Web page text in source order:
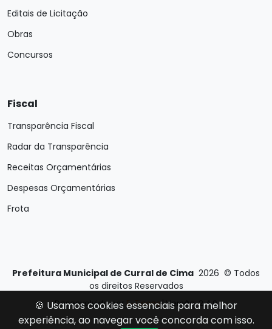
Editais de Licitação
Obras
Concursos
Fiscal
Transparência Fiscal
Radar da Transparência
Receitas Orçamentárias
Despesas Orçamentárias
Frota
Prefeitura Municipal de Curral de Cima 2026 © Todos
os direitos Reservados
Desenvolvido por E-Ticons| Versão: 2.4.0
🍪 Usamos cookies essenciais para melhor
experiência, ao navegar você concorda com isso.